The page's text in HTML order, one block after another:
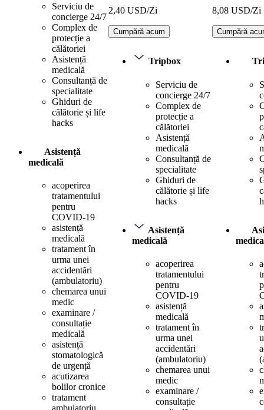
Serviciu de
concierge 24/7
Complex de
protecție a
călătoriei
Asistență
medicală
Consultanță de
specialitate
Ghiduri de
călătorie și life
hacks
Asistență
medicală
acoperirea
tratamentului
pentru
COVID-19
asistență
medicală
tratament în
urma unei
accidentări
(ambulatoriu)
chemarea unui
medic
examinare /
consultație
medicală
asistență
stomatologică
de urgență
acutizarea
bolilor cronice
tratament
2,40 USD/Zi
Cumpără acum
Tripbox
Serviciu de
concierge 24/7
Complex de
protecție a
călătoriei
Asistență
medicală
Consultanță de
specialitate
Ghiduri de
călătorie și life
hacks
Asistență
medicală
acoperirea
tratamentului
pentru
COVID-19
asistență
medicală
tratament în
urma unei
accidentări
(ambulatoriu)
chemarea unui
medic
examinare /
consultație
8,08 USD/Zi
Cumpără